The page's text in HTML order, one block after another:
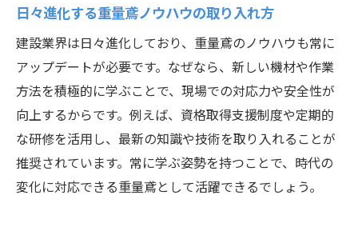
日々進化する重量鳶ノウハウの取り入れ方
建設業界は日々進化しており、重量鳶のノウハウも常に
アップデートが必要です。なぜなら、新しい機材や作業
方法を積極的に学ぶことで、現場での対応力や安全性が
向上するからです。例えば、資格取得支援制度や定期的
な研修を活用し、最新の知識や技術を取り入れることが
推奨されています。常に学ぶ姿勢を持つことで、時代の
変化に対応できる重量鳶として活躍できるでしょう。